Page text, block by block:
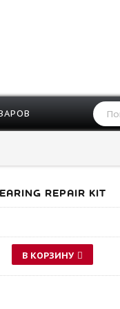
REPAIR KIT
В КОРЗИНУ